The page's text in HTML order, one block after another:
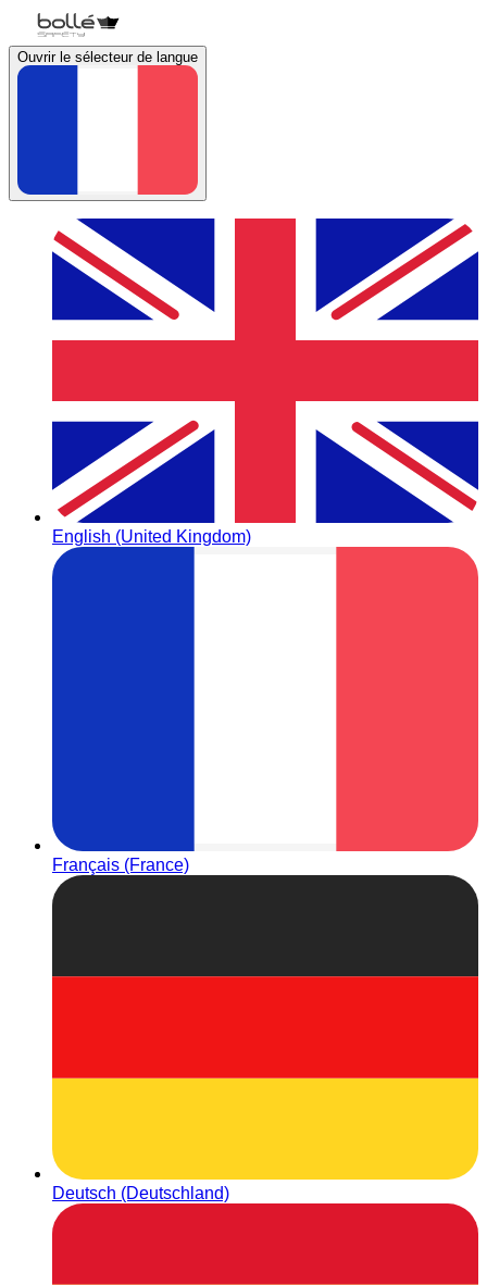
Ouvrir le sélecteur de langue
English (United Kingdom)
Français (France)
Deutsch (Deutschland)